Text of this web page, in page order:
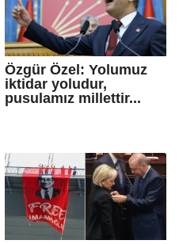
Özgür Özel: Yolumuz
iktidar yoludur,
pusulamız millettir...